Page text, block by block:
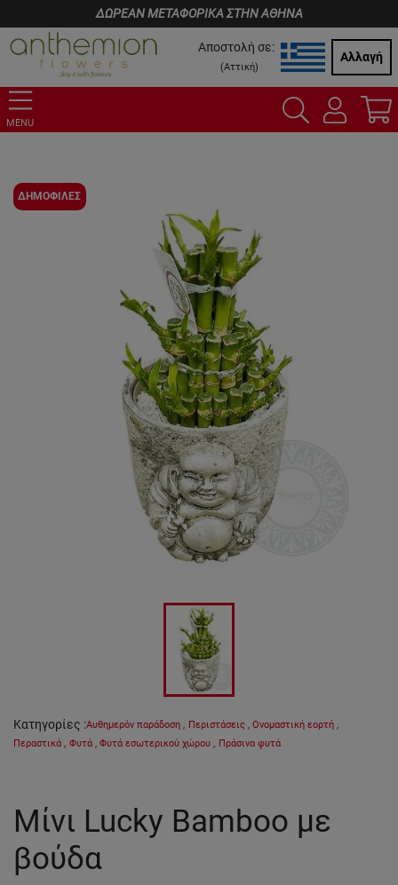
ΔΩΡΕΑΝ ΜΕΤΑΦΟΡΙΚΑ ΣΤΗΝ ΑΘΗΝΑ
Αποστολή σε:
(Αττική)
Αλλαγή
MENU
ΔΗΜΟΦΙΛΕΣ
Κατηγορίες :Αυθημερόν παράδοση , Περιστάσεις , Ονομαστική εορτή ,
Περαστικά , Φυτά , Φυτά εσωτερικού χώρου , Πράσινα φυτά
Μίνι Lucky Bamboo με
βούδα